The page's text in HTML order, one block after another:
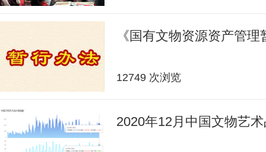
《国有文物资源资产管
12749 次浏览
2020年12月中国文物艺